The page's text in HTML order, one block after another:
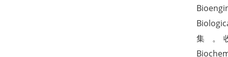
集 。